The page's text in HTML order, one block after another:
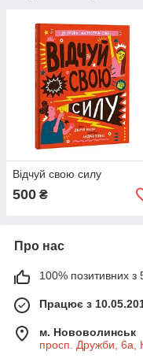
Відчуй свою силу
500 ₴
Про нас
100% позитивних з
Працює з
м. Нововолинськ
просп. Дружби, 6а,